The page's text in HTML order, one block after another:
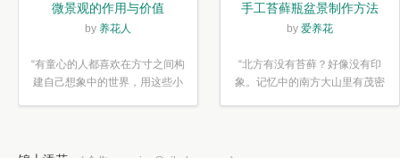
微景观的作用与价值
by 养花人
“有童心的人都喜欢在方寸之间构
建自己想象中的世界，用这些小
手工苔藓瓶盆景制作方法
by 爱养花
“北方有没有苔藓？好像没有印
象。记忆中的南方大山里有茂密